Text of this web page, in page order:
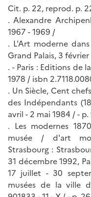
Cit. p. 22, reprod. p.
. Alexandre
1967 - 1969 /
. L'Art moderne
Grand Palais, 3
. - Paris : Editions de
1978 / isbn
. Un Siècle, Cent
des Indépendants
avril - 2 mai 1984 / -
. Les modernes
musée / d'art
Strasbourg :
31 décembre 1992,
17 juillet - 30
musées de la ville